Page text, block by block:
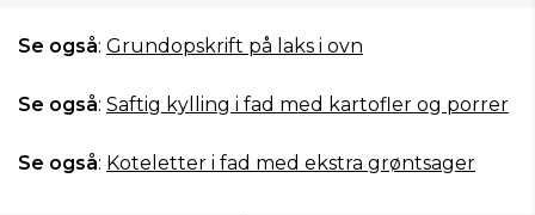
Se også: Grundopskrift på laks i ovn
Se også: Saftig kylling i fad med kartofler og porrer
Se også: Koteletter i fad med ekstra grøntsager